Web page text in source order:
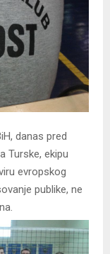
danas pred
Turske, ekipu
evropskog
publike, ne